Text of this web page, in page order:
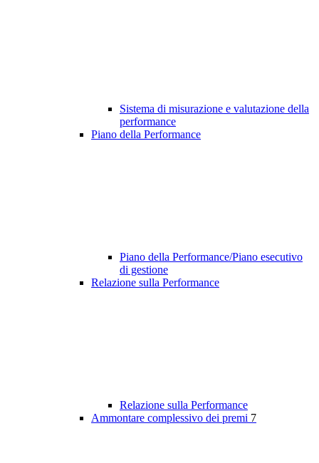
Sistema di misurazione e valutazione della
performance
Piano della Performance
Piano della Performance/Piano esecutivo
di gestione
Relazione sulla Performance
Relazione sulla Performance
Ammontare complessivo dei premi 7